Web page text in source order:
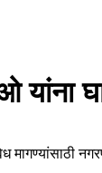
यांना